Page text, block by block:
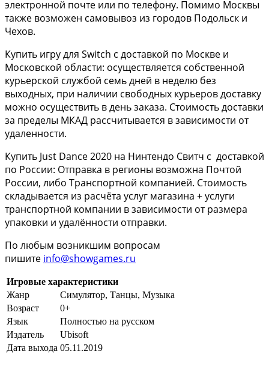
электронной почте или по телефону. Помимо Москвы
также возможен самовывоз из городов Подольск и
Чехов.
Купить игру для Switch с доставкой по Москве и
Московской области: осуществляется собственной
курьерской службой семь дней в неделю без
выходных, при наличии свободных курьеров доставку
можно осуществить в день заказа. Стоимость доставки
за пределы МКАД рассчитывается в зависимости от
удаленности.
Купить Just Dance 2020 на Нинтендо Свитч с доставкой
по России: Отправка в регионы возможна Почтой
России, либо Транспортной компанией. Стоимость
складывается из расчёта услуг магазина + услуги
транспортной компании в зависимости от размера
упаковки и удалённости отправки.
По любым возникшим вопросам
пишите info@showgames.ru
Игровые характеристики
Жанр
Симулятор, Танцы, Музыка
Возраст
0+
Язык
Полностью на русском
Издатель
Ubisoft
Дата выхода 05.11.2019